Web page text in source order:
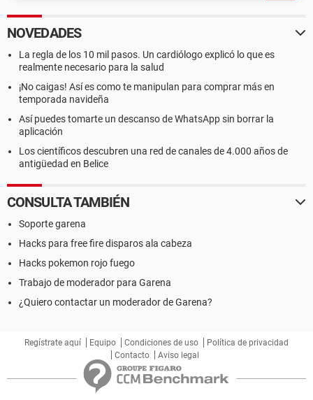
NOVEDADES
La regla de los 10 mil pasos. Un cardiólogo explicó lo que es
realmente necesario para la salud
¡No caigas! Así es como te manipulan para comprar más en
temporada navideña
Así puedes tomarte un descanso de WhatsApp sin borrar la
aplicación
Los científicos descubren una red de canales de 4.000 años de
antigüedad en Belice
CONSULTA TAMBIÉN
Soporte garena
Hacks para free fire disparos ala cabeza
Hacks pokemon rojo fuego
Trabajo de moderador para Garena
¿Quiero contactar un moderador de Garena?
Regístrate aquí Equipo Condiciones de uso
Política de privacidad
Contacto
Aviso legal